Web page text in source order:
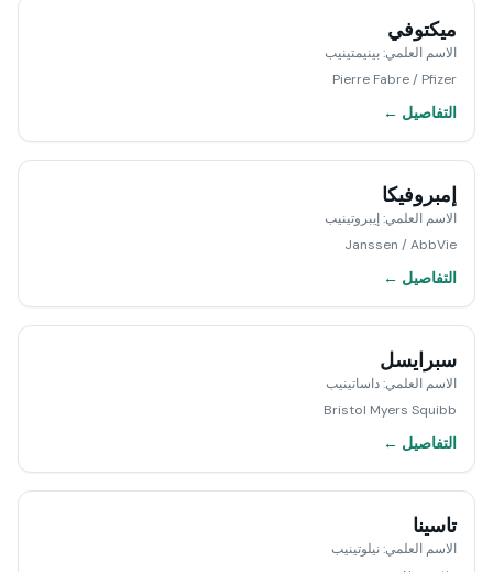
ميكتوفي
الاسم العلمي:بينيمتينيب
Pierre Fabre / Pfizer
التفاصيل ←
إمبروفيكا
الاسم العلمي:إيبروتينيب
Janssen / AbbVie
التفاصيل ←
سبرايسل
الاسم العلمي:داساتينيب
Bristol Myers Squibb
التفاصيل ←
تاسينا
الاسم العلمي:نيلوتينيب